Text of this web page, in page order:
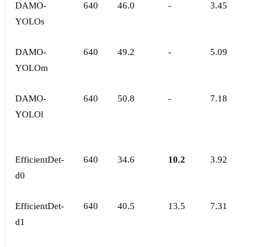
DAMO-
YOLOs
640 46.0 - 3.45
DAMO-
YOLOm
640 49.2 - 5.09
DAMO-
YOLOl
640 50.8 - 7.18
EfficientDet-
d0
640 34.6 10.2 3.92
EfficientDet-
d1
640 40.5 13.5 7.31